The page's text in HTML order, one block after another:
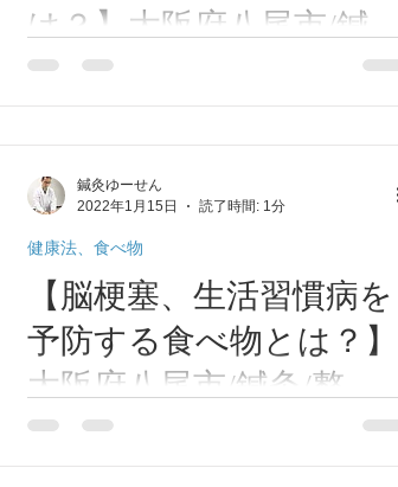
は？】大阪府八尾市/鍼
灸/整体/鍼灸ゆーせん
がん、脳梗塞、生活習慣病予防の食べ物と
は？。 ズバリ・・・トマトです！。 がん、
ポイントは赤いトマトです🍅 おカラダ大切
に🍀🍀🍀
【脳梗塞、生活習慣病を
予防する食べ物とは？】
大阪府八尾市/鍼灸/整体/
鍼灸ゆーせん
脳梗塞予防の食べ物。 それはズバリ・・・
玉ねぎです！。 玉ねぎに含まれる成分アリ
健康法、食べ物
鍼灸ゆーせん
2022年1月15日
読了時間: 1分